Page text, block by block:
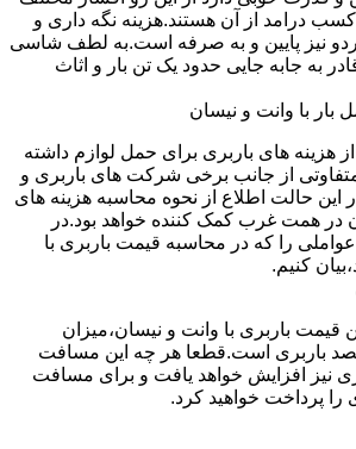
درامد از آن هستند.هزینه نگه داری و
نیز پایین و به صرفه است.به لطف شاسی
به جابه جایی حدود یک تن بار و اثاث
بار با وانت و نیسان
هزینه های باربری برای حمل لوازم داشته
متفاوتی از جانب برخی شرکت های باربری و
این حالت اطلاع از نحوه محاسبه هزینه های
در همت غرب کمک کننده خواهد بود.در
عواملی را که در محاسبه قیمت باربری با
کنیم.
قیمت باربری با وانت و نیسان،میزان
باربری است.قطعا هر چه این مسافت
نیز افزایش خواهد یافت و برای مسافت
را پرداخت خواهید کرد.